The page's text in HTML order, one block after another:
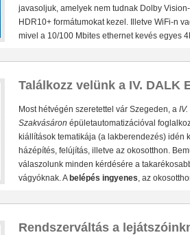
AV1 4K Plus – 4K-s
HDR10 és HDR10+ tartalmak
hálózatról
javasoljuk, amelyek nem tudnak Dolby
HDR10+ formátumokat kezel. Illetve WiFi-n
mivel a 10/100 Mbites ethernet kevés egyes
Találkozz velünk a IV. DALK
Most hétvégén szeretettel vár Szegeden, a
Szakvásáron épületautomatizációval
kiállítások tematikája (a lakberendezés) idén
házépítés, felújítás, illetve az okosotthon.
válaszolunk minden kérdésére a
vágyóknak. A belépés ingyenes, az
Rendszerváltás a